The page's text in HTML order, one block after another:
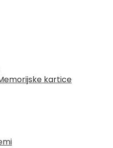
kartice